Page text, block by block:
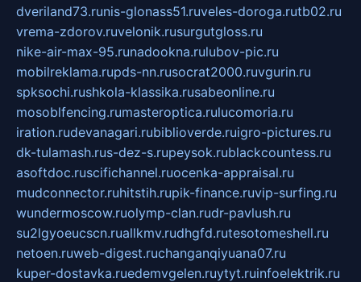
dveriland73.runis-glonass51.ruveles-doroga.rutb02.ru
vrema-zdorov.ruvelonik.rusurgutgloss.ru
nike-air-max-95.runadookna.rulubov-pic.ru
mobilreklama.rupds-nn.rusocrat2000.ruvgurin.ru
spksochi.rushkola-klassika.rusabeonline.ru
mosoblfencing.rumasteroptica.rulucomoria.ru
iration.rudevanagari.rubiblioverde.ruigro-pictures.ru
dk-tulamash.rus-dez-s.rupeysok.rublackcountess.ru
asoftdoc.ruscifichannel.ruocenka-appraisal.ru
mudconnector.ruhitstih.rupik-finance.ruvip-surfing.ru
wundermoscow.ruolymp-clan.rudr-pavlush.ru
su2lgyoeucscn.ruallkmv.rudhgfd.rutesotomeshell.ru
netoen.ruweb-digest.ruchanganqiyuana07.ru
kuper-dostavka.ruedemvgelen.ruytyt.ruinfoelektrik.ru